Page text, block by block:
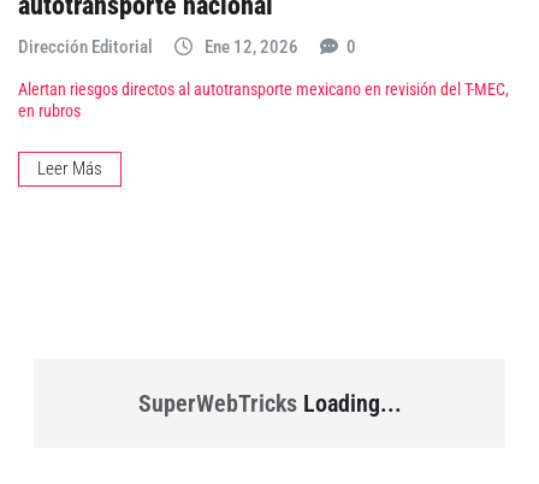
Dirección Editorial Ene 12, 2026 0
Alertan riesgos directos al autotransporte mexicano en revisión del T-MEC,
en rubros
Leer Más
SuperWebTricksLoading...